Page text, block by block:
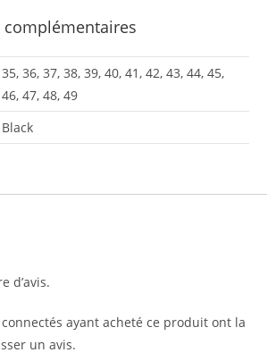
35, 36, 37, 38, 39, 40, 41, 42, 43, 44, 45,
46, 47, 48, 49
Black
d’avis.
ayant acheté ce produit ont la
un avis.